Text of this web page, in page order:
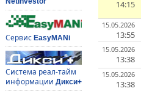
Сервис EasyMANi
Система реал-тайм
информации Дикси+
14:15
15.05.2026
13:55
15.05.2026
13:38
15.05.2026
13:38